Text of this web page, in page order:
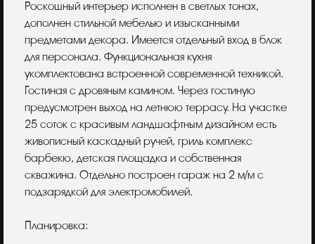
Роскошный интерьер исполнен в светлых тонах,
дополнен стильной мебелью и изысканными
предметами декора. Имеется отдельный вход в блок
для персонала. Функциональная кухня
укомплектована встроенной современной техникой.
Гостиная с дровяным камином. Через гостиную
предусмотрен выход на летнюю террасу. На участке
25 соток с красивым ландшафтным дизайном есть
живописный каскадный ручей, гриль комплекс
барбекю, детская площадка и собственная
скважина. Отдельно построен гараж на 2 м/м с
подзарядкой для электромобилей.
Планировка: